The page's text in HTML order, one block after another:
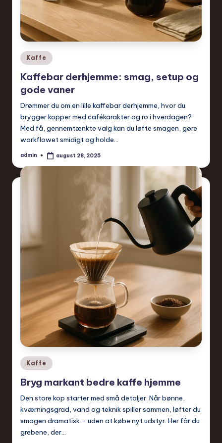
Posted
in
Kaffe
Kaffebar derhjemme: smag, setup og
gode vaner
Drømmer du om en lille kaffebar derhjemme, hvor du
brygger kopper med cafékarakter og ro i hverdagen?
Med få, gennemtænkte valg kan du løfte smagen, gøre
workflowet smidigt og holde…
Posted
admin august 28, 2025
Posted
Kaffe
Bryg markant bedre kaffe hjemme
Den store kop starter med små detaljer. Når bønne,
kværningsgrad, vand og teknik spiller sammen, løfter du
smagen dramatisk – uden at købe nyt udstyr. Her får du
grebene, der…